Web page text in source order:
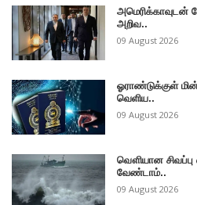
அமெரிக்காவுடன்
அறிவ..
09 August 2026
ஓராண்டுக்குள்
வெளிய..
09 August 2026
வௌியான சிவப்பு
வேண்டாம்..
09 August 2026